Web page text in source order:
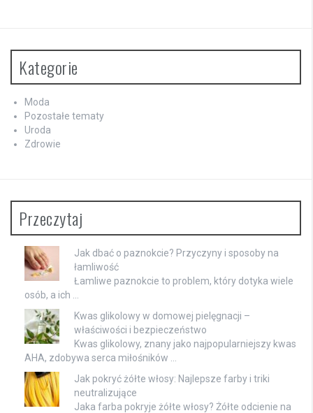
Kategorie
Moda
Pozostałe tematy
Uroda
Zdrowie
Przeczytaj
Jak dbać o paznokcie? Przyczyny i sposoby na
łamliwość
Łamliwe paznokcie to problem, który dotyka wiele
osób, a ich …
Kwas glikolowy w domowej pielęgnacji –
właściwości i bezpieczeństwo
Kwas glikolowy, znany jako najpopularniejszy kwas
AHA, zdobywa serca miłośników …
Jak pokryć żółte włosy: Najlepsze farby i triki
neutralizujące
Jaka farba pokryje żółte włosy? Żółte odcienie na